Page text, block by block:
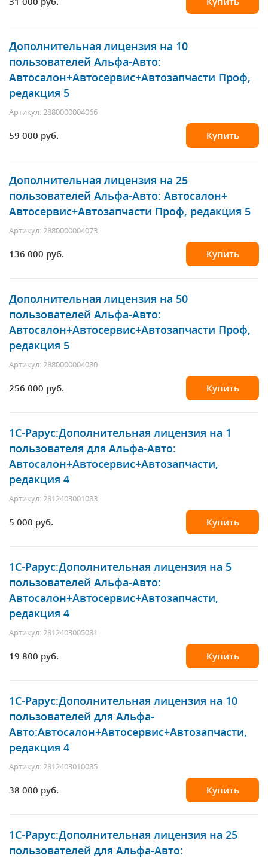
Дополнительная лицензия на 10
пользователей Альфа-Авто:
Автосалон+Автосервис+Автозапчасти Проф,
редакция 5
Артикул: 2880000004066
59 000 руб. Купить
Дополнительная лицензия на 25
пользователей Альфа-Авто: Автосалон+
Автосервис+Автозапчасти Проф, редакция 5
Артикул: 2880000004073
136 000 руб. Купить
Дополнительная лицензия на 50
пользователей Альфа-Авто:
Автосалон+Автосервис+Автозапчасти Проф,
редакция 5
Артикул: 2880000004080
256 000 руб. Купить
1С-Рарус:Дополнительная лицензия на 1
пользователя для Альфа-Авто:
Автосалон+Автосервис+Автозапчасти,
редакция 4
Артикул: 2812403001083
5 000 руб. Купить
1С-Рарус:Дополнительная лицензия на 5
пользователей Альфа-Авто:
Автосалон+Автосервис+Автозапчасти,
редакция 4
Артикул: 2812403005081
19 800 руб. Купить
1С-Рарус:Дополнительная лицензия на 10
пользователей для Альфа-
Авто:Автосалон+Автосервис+Автозапчасти,
редакция 4
Артикул: 2812403010085
38 000 руб. Купить
1С-Рарус:Дополнительная лицензия на 25
пользователей для Альфа-Авто: